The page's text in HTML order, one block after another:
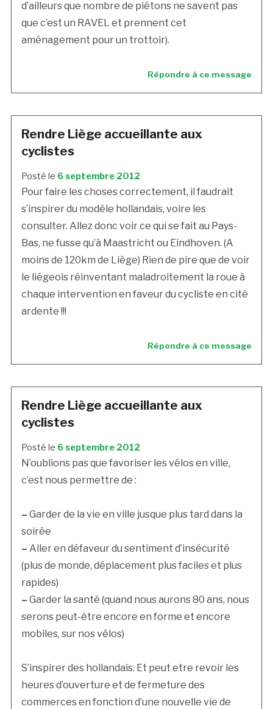
d’ailleurs que nombre de piétons ne savent pas
que c’est un RAVEL et prennent cet
aménagement pour un trottoir).
Répondre à ce message
Rendre Liège accueillante aux
cyclistes
Posté le 6 septembre 2012
Pour faire les choses correctement, il faudrait
s’inspirer du modèle hollandais, voire les
consulter. Allez donc voir ce qui se fait au Pays-
Bas, ne fusse qu’à Maastricht ou Eindhoven. (A
moins de 120km de Liège) Rien de pire que de voir
le liégeois réinventant maladroitement la roue à
chaque intervention en faveur du cycliste en cité
ardente !!!
Répondre à ce message
Rendre Liège accueillante aux
cyclistes
Posté le 6 septembre 2012
N’oublions pas que favoriser les vélos en ville,
c’est nous permettre de :
– Garder de la vie en ville jusque plus tard dans la
soirée
– Aller en défaveur du sentiment d’insécurité
(plus de monde, déplacement plus faciles et plus
rapides)
– Garder la santé (quand nous aurons 80 ans, nous
serons peut-être encore en forme et encore
mobiles, sur nos vélos)
S’inspirer des hollandais. Et peut etre revoir les
heures d’ouverture et de fermeture des
commerces en fonction d’une nouvelle vie de